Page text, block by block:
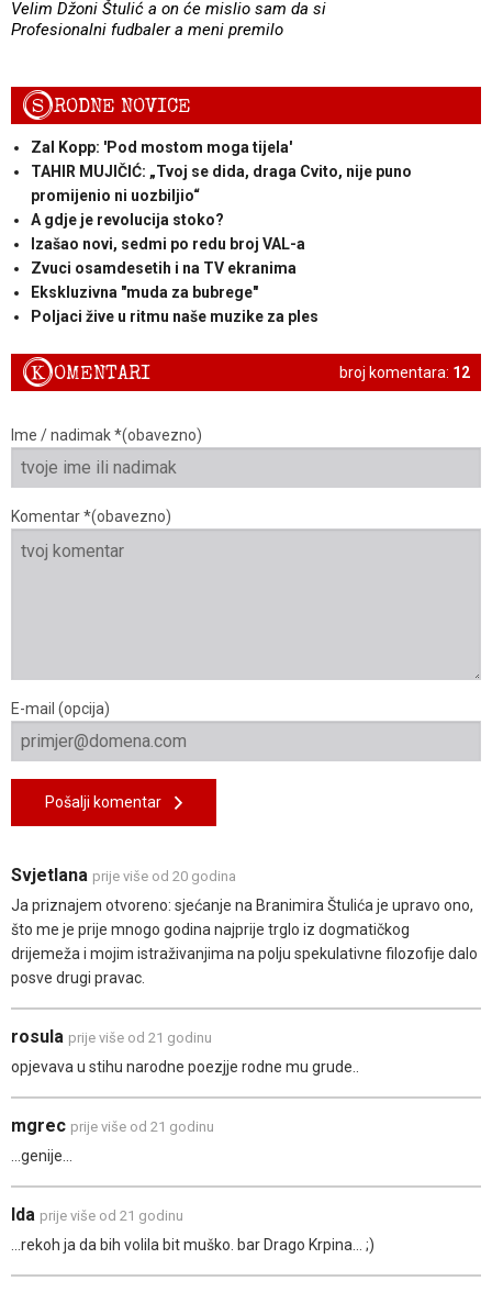
Velim Džoni Štulić a on će mislio sam da si
Profesionalni fudbaler a meni premilo
SRODNE NOVICE
Zal Kopp: 'Pod mostom moga tijela'
TAHIR MUJIČIĆ: „Tvoj se dida, draga Cvito, nije puno
promijenio ni uozbiljio“
A gdje je revolucija stoko?
Izašao novi, sedmi po redu broj VAL-a
Zvuci osamdesetih i na TV ekranima
Ekskluzivna "muda za bubrege"
Poljaci žive u ritmu naše muzike za ples
broj komentara: 12
KOMENTARI
Ime / nadimak *(obavezno)
Komentar *(obavezno)
E-mail (opcija)
Pošalji komentar
Svjetlana prije više od 20 godina
Ja priznajem otvoreno: sjećanje na Branimira Štulića je upravo ono,
što me je prije mnogo godina najprije trglo iz dogmatičkog
drijemeža i mojim istraživanjima na polju spekulativne filozofije dalo
posve drugi pravac.
rosula prije više od 21 godinu
opjevava u stihu narodne poezjje rodne mu grude..
mgrec prije više od 21 godinu
...genije...
Ida prije više od 21 godinu
...rekoh ja da bih volila bit muško. bar Drago Krpina... ;)